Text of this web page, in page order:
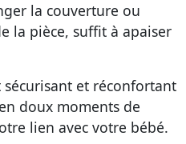
la couverture ou
la pièce, suffit à apaiser
et réconfortant
doux moments de
lien avec votre bébé.